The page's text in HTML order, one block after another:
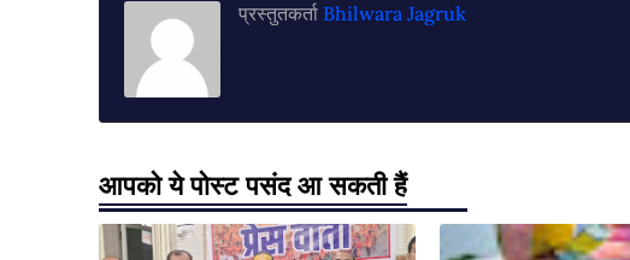
प्रस्तुतकर्ता Bhilwara Jagruk
आपको ये पोस्ट पसंद आ सकती हैं